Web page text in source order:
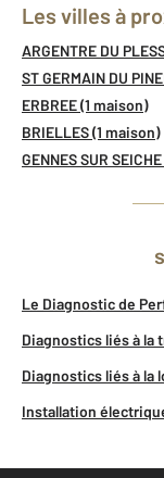
Les villes à
ARGENTRE DU
ST GERMAIN DU
ERBREE (1 maison)
BRIELLES (1 maison)
GENNES SUR
Le Diagnostic de
Diagnostics liés à la
Diagnostics liés à la
Installation